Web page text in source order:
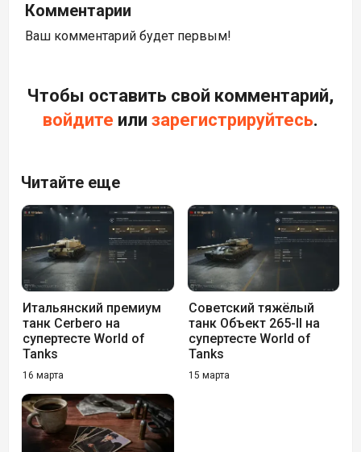
Комментарии
Ваш комментарий будет первым!
Чтобы оставить свой комментарий,
войдите или зарегистрируйтесь.
Читайте еще
Итальянский премиум
танк Cerbero на
супертесте World of
Tanks
16 марта
Советский тяжёлый
танк Объект 265-II на
супертесте World of
Tanks
15 марта